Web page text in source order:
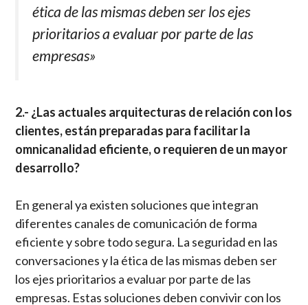
ética de las mismas deben ser los ejes
prioritarios a evaluar por parte de las
empresas»
2.- ¿Las actuales arquitecturas de relación con los
clientes, están preparadas para facilitar la
omnicanalidad eficiente, o requieren de un mayor
desarrollo?
En general ya existen soluciones que integran
diferentes canales de comunicación de forma
eficiente y sobre todo segura. La seguridad en las
conversaciones y la ética de las mismas deben ser
los ejes prioritarios a evaluar por parte de las
empresas. Estas soluciones deben convivir con los